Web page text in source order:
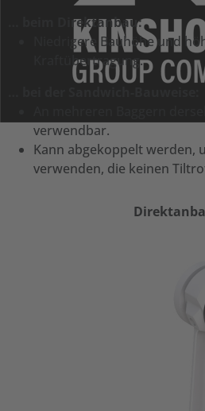
… beim Direktanbau:
Niedrigere Bauhöhe und
Kraftübertragung.
verwendbar.
Kann abgekoppelt werden,
verwenden, die keinen